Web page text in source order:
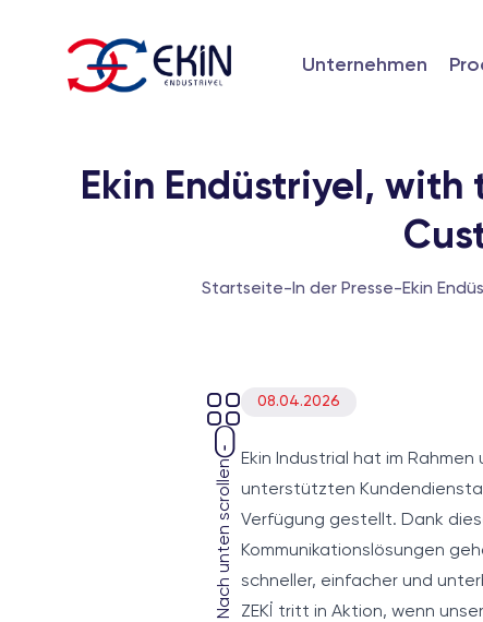
Unternehmen
Ekin Endüstriyel,
Startseite- In der Presse-Ekin
Nach unten scrollen
08.04.2026
Ekin Industrial hat im
unterstützten
Verfügung gestellt. Dank
Kommunikationslösungen
schneller, einfacher und
ZEKİ tritt in Aktion, wenn